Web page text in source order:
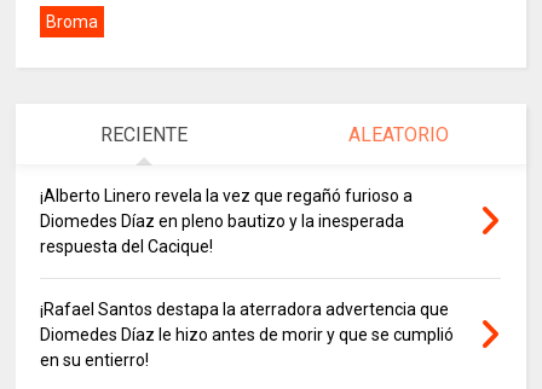
Broma
RECIENTE ALEATORIO
¡Alberto Linero revela la vez que regañó furioso a
Diomedes Díaz en pleno bautizo y la inesperada
respuesta del Cacique!
¡Rafael Santos destapa la aterradora advertencia que
Diomedes Díaz le hizo antes de morir y que se cumplió
en su entierro!